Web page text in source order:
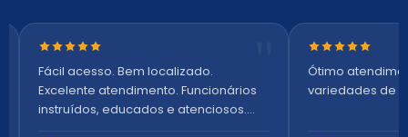
Nota 5 de 5 estrelas
Fácil acesso. Bem localizado.
Excelente atendimento. Funcionários
instruídos, educados e atenciosos.
Nota 5 de 5
Ótimo
variedades de